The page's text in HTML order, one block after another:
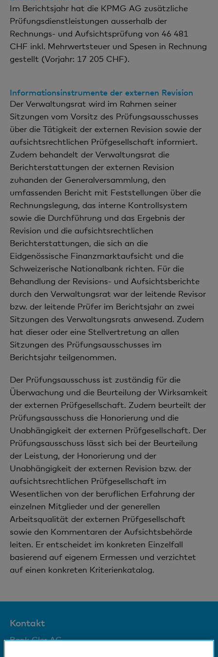
Im Berichtsjahr hat die KPMG AG zusätzliche
Prüfungsdienstleistungen ausserhalb der
Rechnungs- und Aufsichtsprüfung von 46 481
CHF inkl. Mehrwertsteuer und Spesen in Rechnung
gestellt (Vorjahr: 17 205 CHF).
Informationsinstrumente der externen Revision
Der Verwaltungsrat wird im Rahmen seiner
Sitzungen vom Vorsitz des Prüfungsausschusses
über die Tätigkeit der externen Revision sowie der
aufsichtsrechtlichen Prüfgesellschaft informiert.
Zudem behandelt der Verwaltungsrat die
Berichterstattungen der externen Revision
zuhanden der Generalversammlung, den
umfassenden Bericht mit Feststellungen über die
Rechnungslegung, das interne Kontrollsystem
sowie die Durchführung und das Ergebnis der
Revision und die aufsichtsrechtlichen
Berichterstattungen, die sich an die
Eidgenössische Finanzmarktaufsicht und die
Schweizerische Nationalbank richten. Für die
Behandlung der Revisions- und Aufsichtsberichte
durch den Verwaltungsrat war der leitende Revisor
bzw. der leitende Prüfer im Berichtsjahr an zwei
Sitzungen des Verwaltungsrats anwesend. Zudem
hat dieser oder eine Stellvertretung an allen
Sitzungen des Prüfungsausschusses im
Berichtsjahr teilgenommen.
Der Prüfungsausschuss ist zuständig für die
Überwachung und die Beurteilung der Wirksamkeit
der externen Prüfgesellschaft. Zudem beurteilt der
Prüfungsausschuss die Honorierung und die
Unabhängigkeit der externen Prüfgesellschaft. Der
Prüfungsausschuss lässt sich bei der Beurteilung
der Leistung, der Honorierung und der
Unabhängigkeit der externen Revision bzw. der
aufsichtsrechtlichen Prüfgesellschaft im
Wesentlichen von der beruflichen Erfahrung der
einzelnen Mitglieder und der generellen
Arbeitsqualität der externen Prüfgesellschaft
sowie den Kommentaren der Aufsichtsbehörde
leiten. Er entscheidet im konkreten Einzelfall
basierend auf eigenem Ermessen und verzichtet
auf einen konkreten Kriterienkatalog.
Kontakt
Bank Cler AG